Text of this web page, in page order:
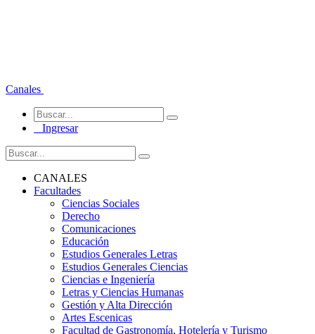
Canales
Ingresar
CANALES
Facultades
Ciencias Sociales
Derecho
Comunicaciones
Educación
Estudios Generales Letras
Estudios Generales Ciencias
Ciencias e Ingeniería
Letras y Ciencias Humanas
Gestión y Alta Dirección
Artes Escenicas
Facultad de Gastronomía, Hotelería y Turismo